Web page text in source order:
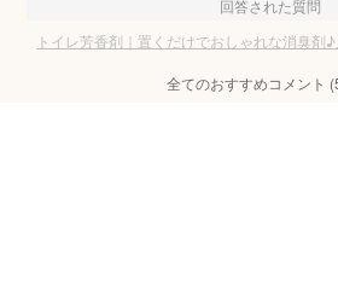
回答された質問
トイレ芳香剤｜置くだけでおしゃれな消臭剤
全てのおすすめコメント (